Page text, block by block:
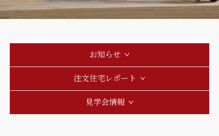
お知らせ
注文住宅レポート
見学会情報